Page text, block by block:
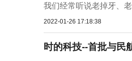
我们经常听说老掉牙、
2022-01-26 17:18:38
时的科技--首批与民